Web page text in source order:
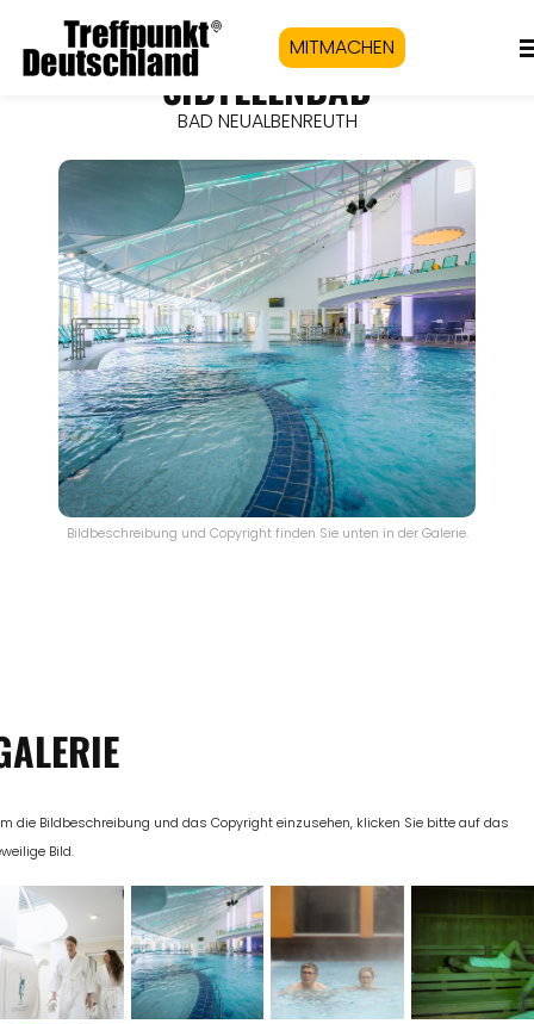
MITMACHEN
SIBYLLENBAD
BAD NEUALBENREUTH
Bildbeschreibung und Copyright finden Sie unten in der Galerie.
die Bildbeschreibung und das Copyright einzusehen, klicken Sie bitte auf das
Bild.